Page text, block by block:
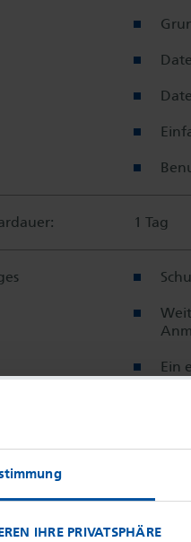
IHRE PRIVATSPHÄRE
1 Tag
Ein